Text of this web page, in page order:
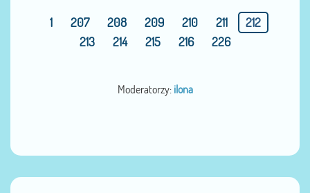
1 207 208 209 210 211
212
213
214 215 216 226
Moderatorzy: ilona